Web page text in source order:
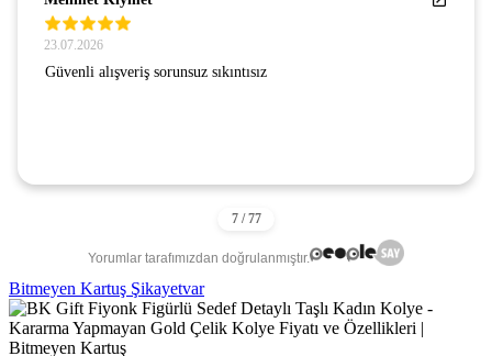
23.07.2026
Güvenli alışveriş sorunsuz sıkıntısız
Yorumlar tarafımızdan doğrulanmıştır.
Bitmeyen Kartuş Şikayetvar